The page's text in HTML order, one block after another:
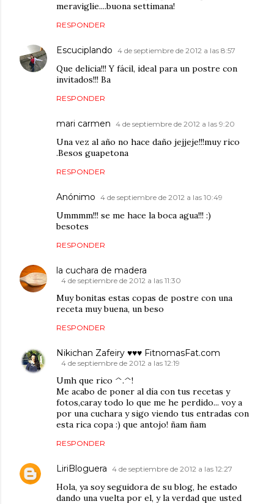
meraviglie....buona settimana!
RESPONDER
Escuciplando 4 de septiembre de 2012 a las 8:57
Que delicia!!! Y fácil, ideal para un postre con
invitados!!! Ba
RESPONDER
mari carmen 4 de septiembre de 2012 a las 9:20
Una vez al año no hace daño jejjeje!!!muy rico
.Besos guapetona
RESPONDER
Anónimo 4 de septiembre de 2012 a las 10:49
Ummmm!!! se me hace la boca agua!!! :)
besotes
RESPONDER
la cuchara de madera
4 de septiembre de 2012 a las 11:30
Muy bonitas estas copas de postre con una
receta muy buena, un beso
RESPONDER
Nikichan Zafeiry ♥♥♥ FitnomasFat.com
4 de septiembre de 2012 a las 12:19
Umh que rico ^.^!
Me acabo de poner al día con tus recetas y
fotos,caray todo lo que me he perdido... voy a
por una cuchara y sigo viendo tus entradas con
esta rica copa :) que antojo! ñam ñam
RESPONDER
LiriBloguera 4 de septiembre de 2012 a las 12:27
Hola, ya soy seguidora de su blog, he estado
dando una vuelta por el, y la verdad que usted